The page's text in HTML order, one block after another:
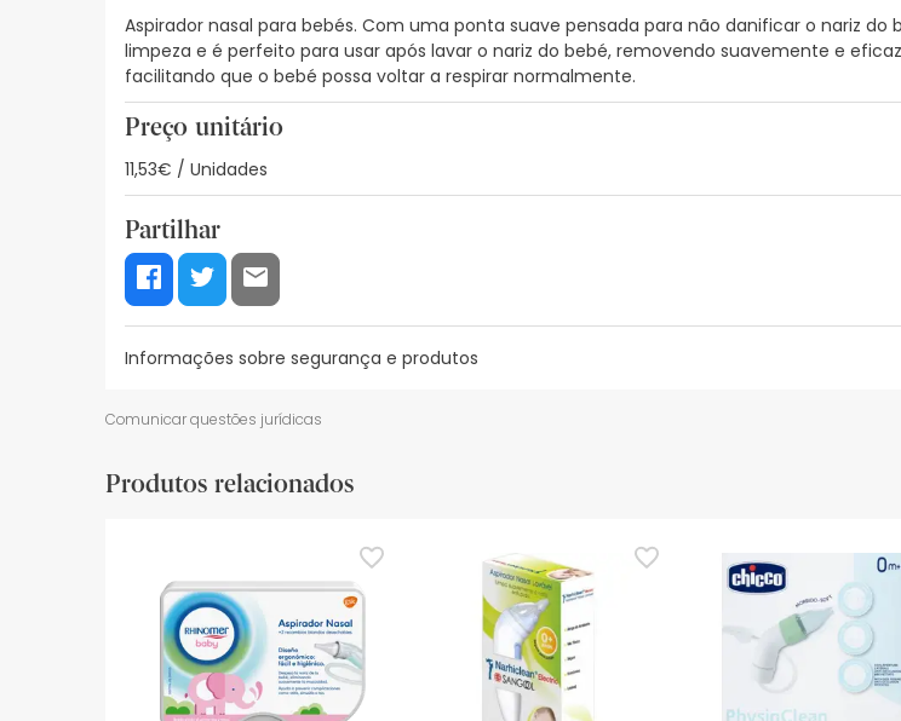
Aspirador nasal para bebés. Com uma ponta suave pensada para não danificar o nariz
limpeza e é perfeito para usar após lavar o nariz do bebé, removendo suavemente e
facilitando que o bebé possa voltar a respirar normalmente.
Preço unitário
11,53€ / Unidades
Partilhar
Informações sobre segurança e produtos
Recursos de segurança visual
De momento, não dispomos de imagens de segurança para este produto, mas estamos
sobre segurança, não hesites em contactar-nos. Além disso, se desejares, também
Comunicar questões jurídicas
Produtos relacionados